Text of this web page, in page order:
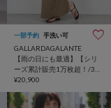
一部予約 手洗い可
GALLARDAGALANTE
【雨の日にも最適】【シリ
ーズ累計販売1万枚超！/3サ
イズ展開】ストレッチマキ
シタイトスカート2
¥20,900